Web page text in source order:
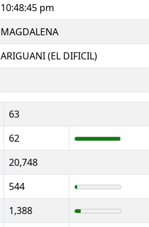
10:48:45 pm
MAGDALENA
ARIGUANI (EL DIFICIL)
63
62
20,748
544
1,388